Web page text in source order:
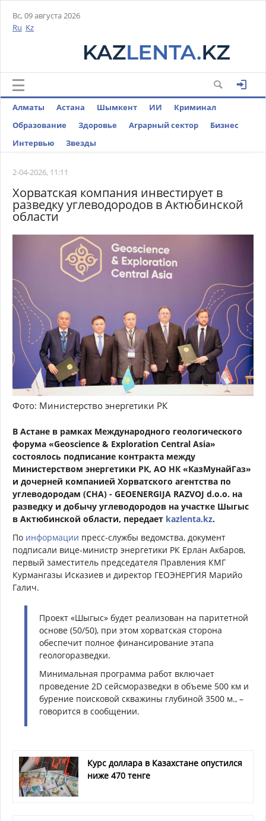
Вс, 09 августа 2026
Ru Kz
Алматы Астана Шымкент ИИ
Криминал
Образование
Здоровье Аграрный сектор
Бизнес
Интервью
Звезды
2-04-2026, 11:11
Хорватская компания инвестирует в
разведку углеводородов в Актюбинской
области
Фото: Министерство энергетики РК
В Астане в рамках Международного геологического
форума «Geoscience & Exploration Central Asia»
состоялось подписание контракта между
Министерством энергетики РК, АО НК «КазМунайГаз»
и дочерней компанией Хорватского агентства по
углеводородам (CHA) - GEOENERGIJA RAZVOJ d.o.o. на
разведку и добычу углеводородов на участке Шыгыс
в Актюбинской области, передает kazlenta.kz.
По информации пресс-службы ведомства, документ
подписали вице-министр энергетики РК Ерлан Акбаров,
первый заместитель председателя Правления КМГ
Курмангазы Исказиев и директор ГЕОЭНЕРГИЯ Марийо
Галич.
Проект «Шыгыс» будет реализован на паритетной
основе (50/50), при этом хорватская сторона
обеспечит полное финансирование этапа
геологоразведки.
Минимальная программа работ включает
проведение 2D сейсморазведки в объеме 500 км и
бурение поисковой скважины глубиной 3500 м., –
говорится в сообщении.
Курс доллара в Казахстане опустился
ниже 470 тенге